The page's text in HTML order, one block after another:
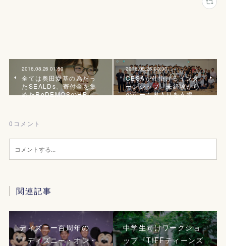
2016.08.26 01:50
全ては奥田愛基の為だっ
たSEALDs、寄付金を集
めたReDEMOSのHP…
2016.08.25 00:30
CESAが仕掛けるインタ
ーンシップ、未経験から
のゲーム界入りを支援
0 コメント
関連記事
ディズニー百周年の
『ディズニー・オン・
中学生向けワークショ
ップ『TIFFティーンズ